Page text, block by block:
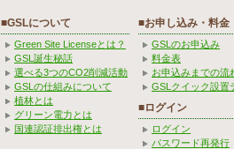
■GSLについて
Green Site Licenseとは？
GSL誕生秘話
選べる3つのCO2削減活動
GSLの仕組みについて
植林とは
グリーン電力とは
国連認証排出権とは
■お申し込み・料金
GSLのお申込み
料金表
お申込みまでの流
GSLクイック設置
■ログイン
ログイン
パスワード再発行